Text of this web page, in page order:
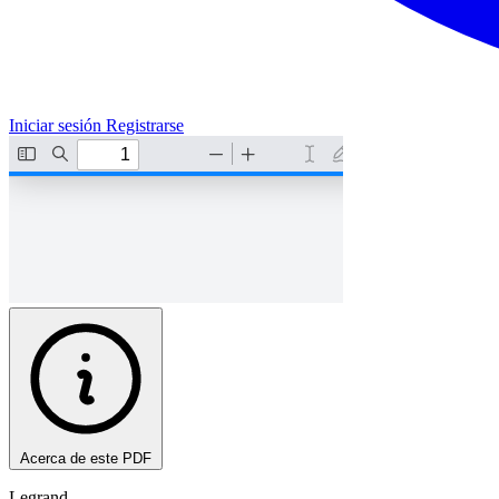
Iniciar sesión Registrarse
Acerca de este PDF